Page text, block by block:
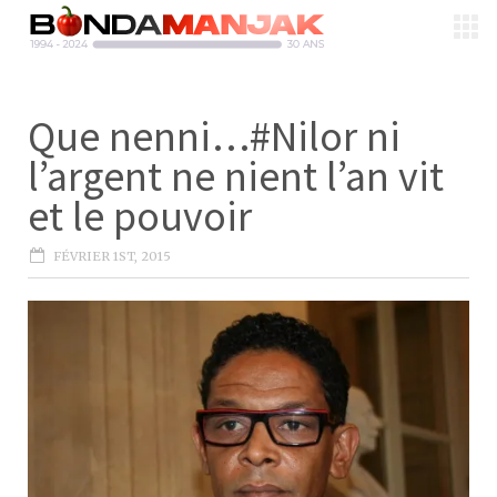
Que nenni…#Nilor ni
l’argent ne nient l’an vit
et le pouvoir
FÉVRIER 1ST, 2015